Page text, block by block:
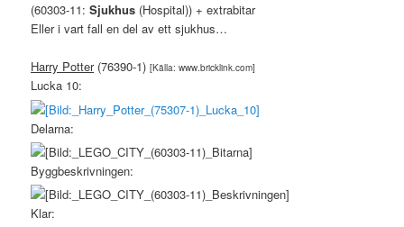
(60303-11:Sjukhus (Hospital)) + extrabitar
Eller i vart fall en del av ett sjukhus…
Harry Potter(76390-1)[Källa: www.bricklink.com]
Lucka 10:
Delarna:
Byggbeskrivningen:
Klar: